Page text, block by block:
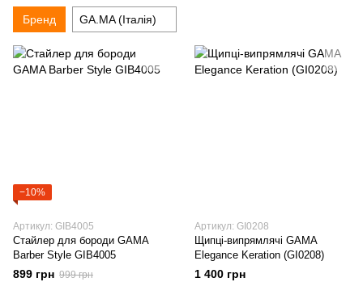
Бренд GA.MA (Італія)
−10%
Артикул: GIB4005
Стайлер для бороди GAMA
Barber Style GIB4005
899 грн 999 грн
Артикул: GI0208
Щипці-випрямлячі GAMA
Elegance Keration (GI0208)
1 400 грн